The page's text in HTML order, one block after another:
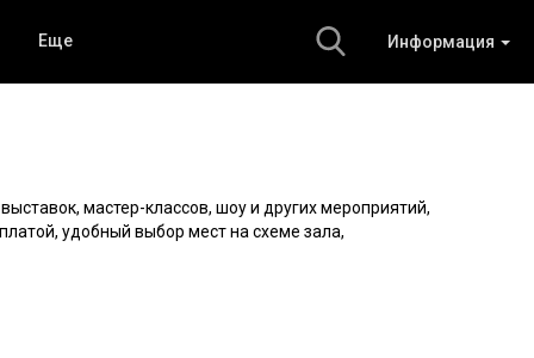
Информация
Еще
мастер-классов, шоу и других мероприятий,
удобный выбор мест на схеме зала,